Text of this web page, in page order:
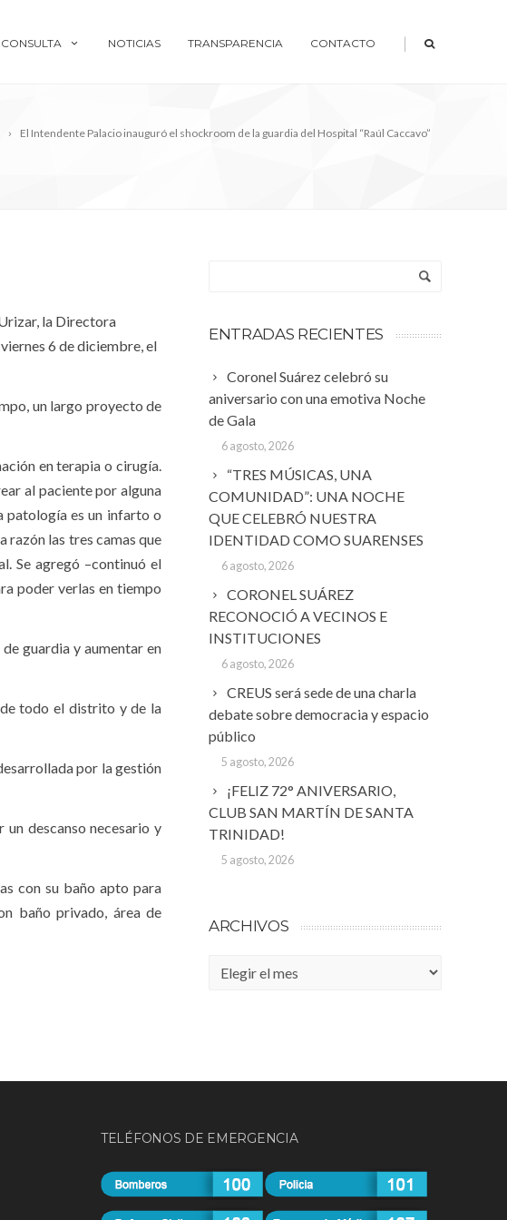
CONSULTA NOTICIAS TRANSPARENCIA CONTACTO |
El Intendente Palacio inauguró el shockroom de la guardia del Hospital “Raúl Caccavo”
la Directora
6 de diciembre, el
un largo proyecto de
en terapia o cirugía.
al paciente por alguna
patología es un infarto o
razón las tres camas que
Se agregó –continuó el
poder verlas en tiempo
guardia y aumentar en
de todo el distrito y de la
por la gestión
descanso necesario y
con su baño apto para
baño privado, área de
ENTRADAS RECIENTES
Coronel Suárez celebró su
aniversario con una emotiva Noche
de Gala
6 agosto, 2026
“TRES MÚSICAS, UNA
COMUNIDAD”: UNA NOCHE
QUE CELEBRÓ NUESTRA
IDENTIDAD COMO SUARENSES
6 agosto, 2026
CORONEL SUÁREZ
RECONOCIÓ A VECINOS E
INSTITUCIONES
6 agosto, 2026
CREUS será sede de una charla
debate sobre democracia y espacio
público
5 agosto, 2026
¡FELIZ 72° ANIVERSARIO,
CLUB SAN MARTÍN DE SANTA
TRINIDAD!
5 agosto, 2026
ARCHIVOS
Archivos
TELÉFONOS DE EMERGENCIA